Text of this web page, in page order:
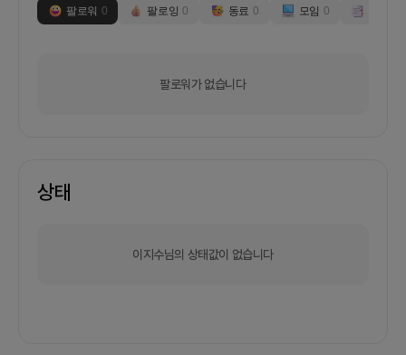
팔로워 0 팔로잉 0 동료 0 모임 0
팔로워가 없습니다
상태
이지수님의 상태값이 없습니다